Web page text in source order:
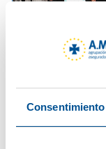
Consentimiento
10 noviembre 2021
Nutricionistas de
Catalunya